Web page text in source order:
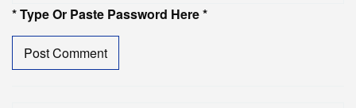
* Type Or Paste Password Here *